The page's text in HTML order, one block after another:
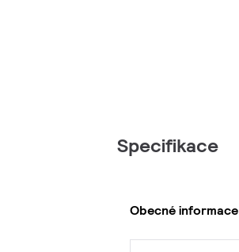
Specifikace
Obecné informace